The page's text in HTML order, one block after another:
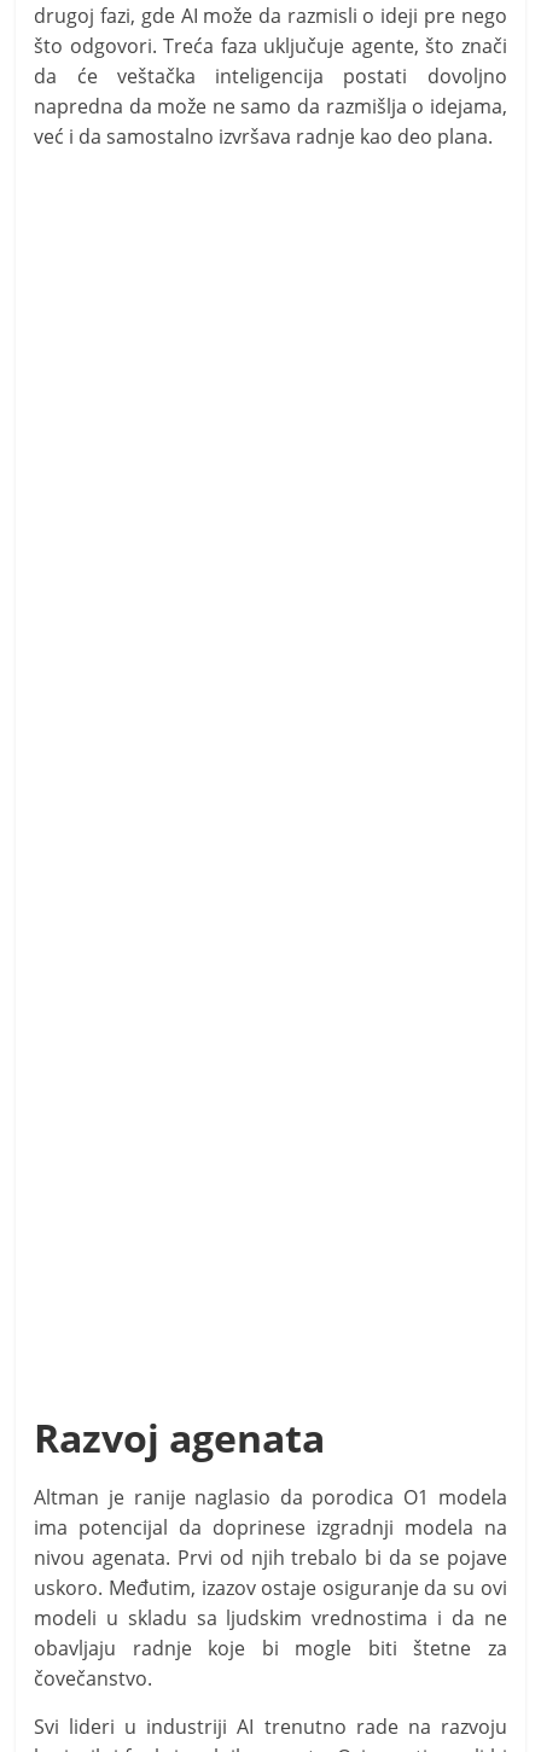
drugoj fazi, gde AI može da razmisli o ideji pre nego
što odgovori. Treća faza uključuje agente, što znači
da će veštačka inteligencija postati dovoljno
napredna da može ne samo da razmišlja o idejama,
već i da samostalno izvršava radnje kao deo plana.
Razvoj agenata
Altman je ranije naglasio da porodica O1 modela
ima potencijal da doprinese izgradnji modela na
nivou agenata. Prvi od njih trebalo bi da se pojave
uskoro. Međutim, izazov ostaje osiguranje da su ovi
modeli u skladu sa ljudskim vrednostima i da ne
obavljaju radnje koje bi mogle biti štetne za
čovečanstvo.
Svi lideri u industriji AI trenutno rade na razvoju